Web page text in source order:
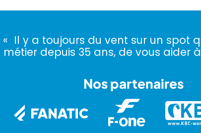
« Il y a toujours du vent sur un spot
métier depuis 35 ans, de vous aider
Nos partenaires